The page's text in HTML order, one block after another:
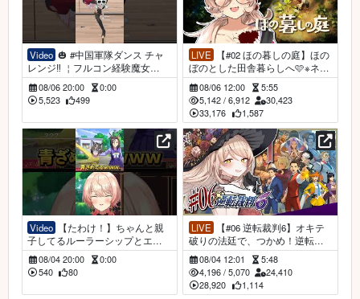
Video
レンジ‼️ ￤フルコン経験魔女
【ニュイ・ソシエール にじさん
じ】 ￤ #にじさんじ
08/06 20:00
0:00
5,523
499
LIVE
ぼのとした田舎暮らしへ🩷※ネタ
バレ注意【ニュイ・ソシエール /
にじさんじ】
08/06 12:00
5:55
5,142 /6,912
30,423
33,176
1,587
Video
子してるルーラーシップとエア
グルーブに笑うニュイ・ソシエ
ール【ウマ娘プリティーダービ
ー】 #にじさんじ #切り抜き #vtu
ber
08/04 20:00
0:00
540
80
LIVE
破りの法廷で、つかめ！逆転無
罪！ ※ネタバレ有【ニュイ・ソシ
エール / にじさんじ】
08/04 12:01
5:48
4,196 /5,070
24,410
28,920
1,114